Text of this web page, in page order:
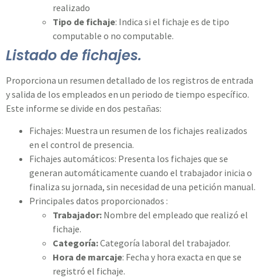
realizado
Tipo de fichaje: Indica si el fichaje es de tipo
computable o no computable.
Listado de fichajes.
Proporciona un resumen detallado de los registros de entrada
y salida de los empleados en un periodo de tiempo específico.
Este informe se divide en dos pestañas:
Fichajes: Muestra un resumen de los fichajes realizados
en el control de presencia.
Fichajes automáticos: Presenta los fichajes que se
generan automáticamente cuando el trabajador inicia o
finaliza su jornada, sin necesidad de una petición manual.
Principales datos proporcionados :
Trabajador: Nombre del empleado que realizó el
fichaje.
Categoría:Categoría laboral del trabajador.
Hora de marcaje: Fecha y hora exacta en que se
registró el fichaje.